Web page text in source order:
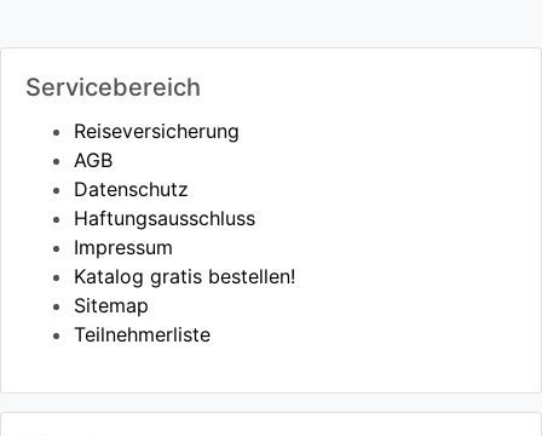
Servicebereich
Reiseversicherung
AGB
Datenschutz
Haftungsausschluss
Impressum
Katalog gratis bestellen!
Sitemap
Teilnehmerliste